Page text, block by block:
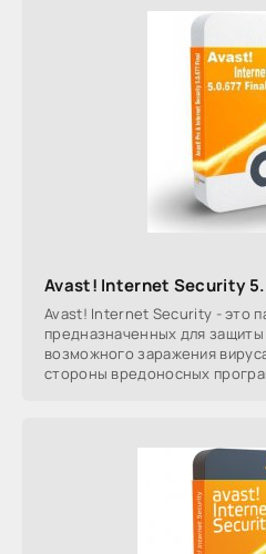
Avast! Internet Security
Avast! Internet Security - это
предназначенных для
возможного заражения
стороны вредоносных